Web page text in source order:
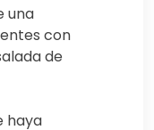
una
con
de
haya